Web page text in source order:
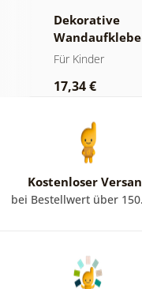
Dekorative
Piratenschiff
Für Kinder
17,34 €
Kostenloser
bei Bestellwert über